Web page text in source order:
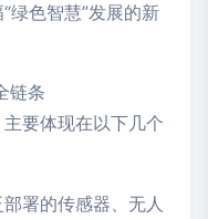
绿色智慧”发展的新
链条
要体现在以下几个
署的传感器、无人